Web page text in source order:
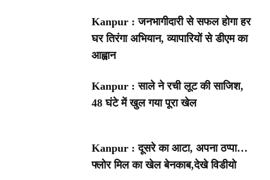
Kanpur : जनभागीदारी से सफल होगा हर
घर तिरंगा अभियान, व्यापारियों से डीएम का
आह्वान
Kanpur : साले ने रची लूट की साजिश,
48 घंटे में खुल गया पूरा खेल
Kanpur : दूसरे का आटा, अपना ठप्पा…
फ्लोर मिल का खेल बेनकाब,देखे विडीयो